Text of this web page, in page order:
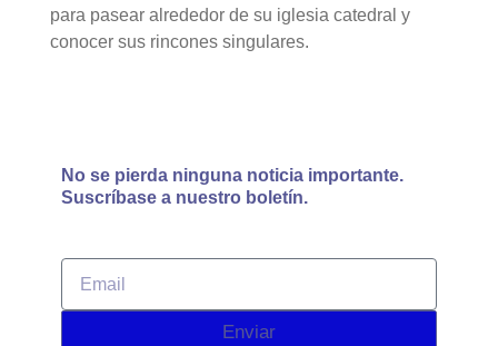
para pasear alrededor de su iglesia catedral y
conocer sus rincones singulares.
No se pierda ninguna noticia importante.
Suscríbase a nuestro boletín.
Enviar